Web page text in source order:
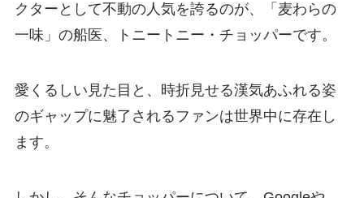
クターとして不動の人気を誇るのが、「麦わらの
一味」の船医、トニートニー・チョッパーです。
愛くるしい見た目と、時折見せる漢気あふれる姿
のギャップに魅了されるファンは世界中に存在し
ます。